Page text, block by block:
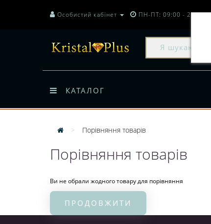
Особистий кабінет ПН-ПТ: 09:00 - 20:00
КАТАЛОГ
Порівняння товарів
Порівняння товарів
Ви не обрали жодного товару для порівняння
ПРОДОВЖИТИ